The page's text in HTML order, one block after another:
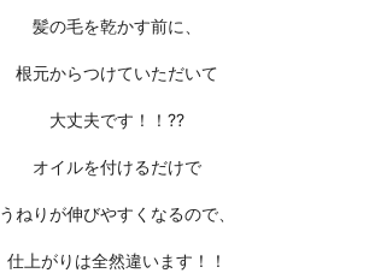
髪の毛を乾かす前に、
根元からつけていただいて
大丈夫です！！??
オイルを付けるだけで
うねりが伸びやすくなるので、
仕上がりは全然違います！！